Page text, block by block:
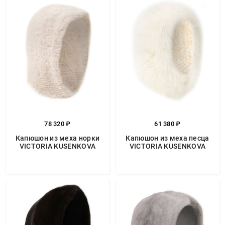
78 320 ₽
Капюшон из меха норки
VICTORIA KUSENKOVA
61 380 ₽
Капюшон из меха песца
VICTORIA KUSENKOVA